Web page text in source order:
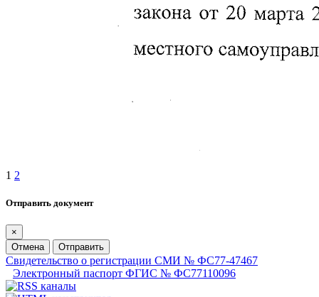
1 2
Отправить документ
×
Отмена
Отправить
Свидетельство о регистрации СМИ № ФС77-47467
Электронный паспорт ФГИС № ФС77110096